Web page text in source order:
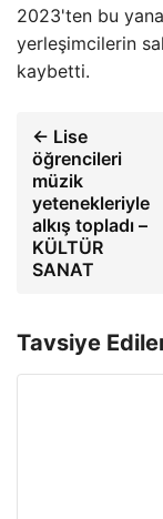
2023'ten bu
yerleşimcilerin
kaybetti.
← Lise
öğrencileri
müzik
yetenekleriyle
alkış topladı –
KÜLTÜR
SANAT
Tavsiye